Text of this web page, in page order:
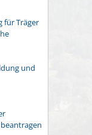
für Träger
und